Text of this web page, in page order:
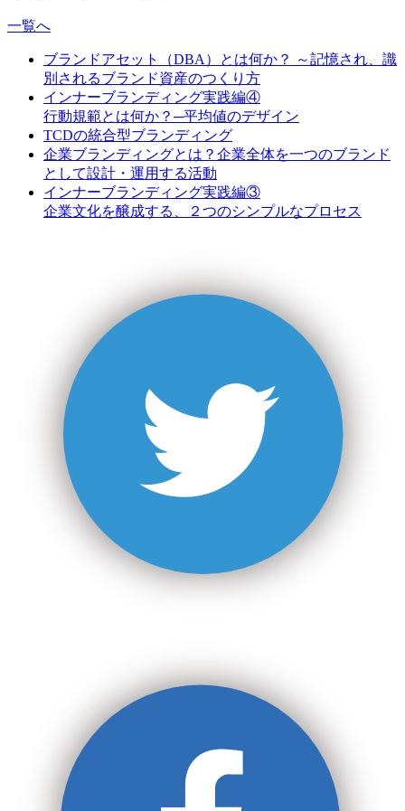
一覧へ
ブランドアセット（DBA）とは何か？ ～記憶され、識
別されるブランド資産のつくり方
インナーブランディング実践編④
行動規範とは何か？─平均値のデザイン
TCDの統合型ブランディング
企業ブランディングとは？企業全体を一つのブランド
として設計・運用する活動
インナーブランディング実践編③
企業文化を醸成する、２つのシンプルなプロセス